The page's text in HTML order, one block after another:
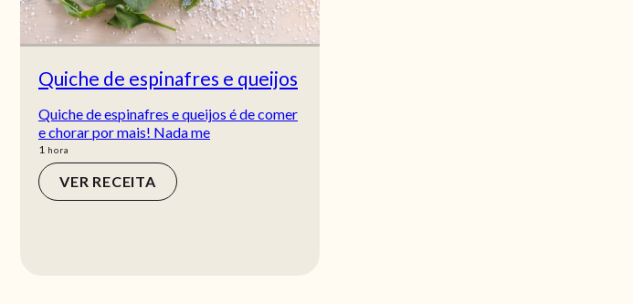
Quiche de espinafres e queijos
Quiche de espinafres e queijos é de comer
e chorar por mais! Nada me
1 hora
hora
VER RECEITA